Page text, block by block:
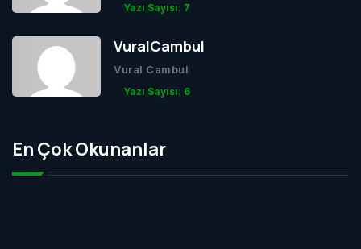
Yazı Sayısı: 7
VuralCambul
Vural Cambul
Yazı Sayısı: 6
En Çok Okunanlar